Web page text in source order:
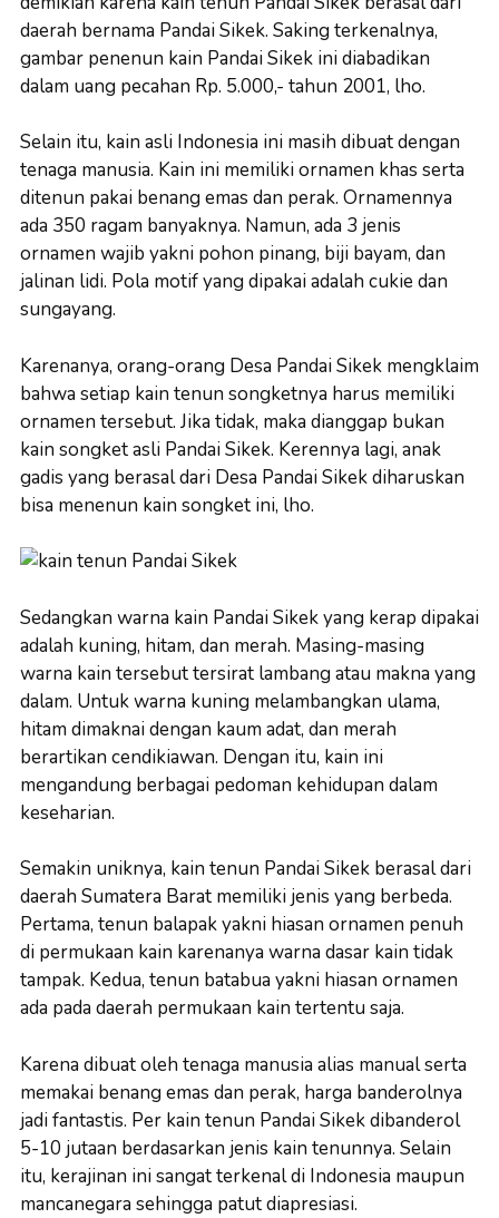
daerah bernama Pandai Sikek. Saking terkenalnya,
gambar penenun kain Pandai Sikek ini diabadikan
dalam uang pecahan Rp. 5.000,- tahun 2001, lho.
Selain itu, kain asli Indonesia ini masih dibuat dengan
tenaga manusia. Kain ini memiliki ornamen khas serta
ditenun pakai benang emas dan perak. Ornamennya
ada 350 ragam banyaknya. Namun, ada 3 jenis
ornamen wajib yakni pohon pinang, biji bayam, dan
jalinan lidi. Pola motif yang dipakai adalah cukie dan
sungayang.
Karenanya, orang-orang Desa Pandai Sikek mengklaim
bahwa setiap kain tenun songketnya harus memiliki
ornamen tersebut. Jika tidak, maka dianggap bukan
kain songket asli Pandai Sikek. Kerennya lagi, anak
gadis yang berasal dari Desa Pandai Sikek diharuskan
bisa menenun kain songket ini, lho.
Sedangkan warna kain Pandai Sikek yang kerap dipakai
adalah kuning, hitam, dan merah. Masing-masing
warna kain tersebut tersirat lambang atau makna yang
dalam. Untuk warna kuning melambangkan ulama,
hitam dimaknai dengan kaum adat, dan merah
berartikan cendikiawan. Dengan itu, kain ini
mengandung berbagai pedoman kehidupan dalam
keseharian.
Semakin uniknya, kain tenun Pandai Sikek berasal dari
daerah Sumatera Barat memiliki jenis yang berbeda.
Pertama, tenun balapak yakni hiasan ornamen penuh
di permukaan kain karenanya warna dasar kain tidak
tampak. Kedua, tenun batabua yakni hiasan ornamen
ada pada daerah permukaan kain tertentu saja.
Karena dibuat oleh tenaga manusia alias manual serta
memakai benang emas dan perak, harga banderolnya
jadi fantastis. Per kain tenun Pandai Sikek dibanderol
5-10 jutaan berdasarkan jenis kain tenunnya. Selain
itu, kerajinan ini sangat terkenal di Indonesia maupun
mancanegara sehingga patut diapresiasi.